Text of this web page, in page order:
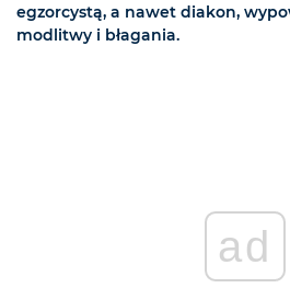
egzorcystą, a nawet diakon,
modlitwy i błagania.
ad